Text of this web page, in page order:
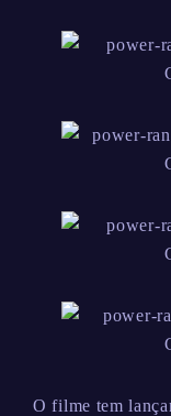
O filme tem